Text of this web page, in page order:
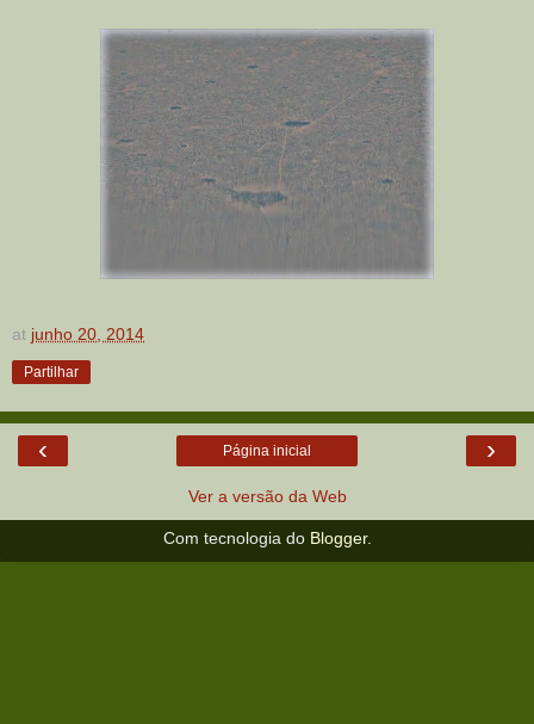
at junho 20, 2014
Partilhar
‹ ›
Página inicial
Ver a versão da Web
Com tecnologia do Blogger.